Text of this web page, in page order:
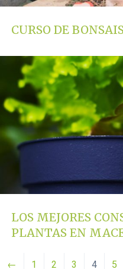
CURSO DE
LOS MEJORES
PLANTAS EN
← 1 2 3 4 5